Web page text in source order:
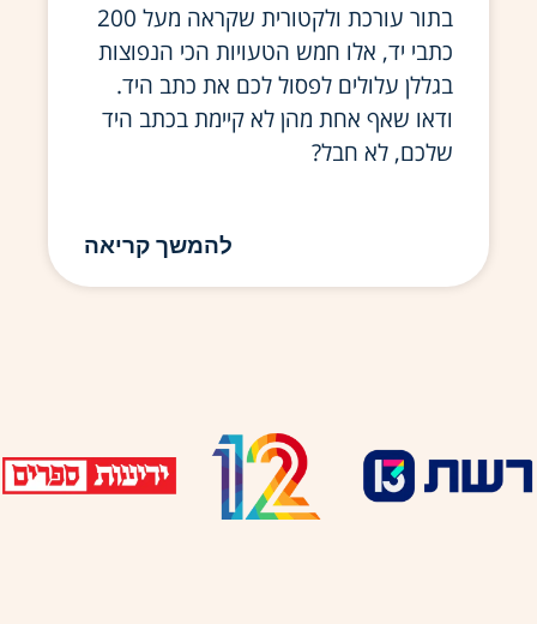
בתור עורכת ולקטורית שקראה מעל 200
כתבי יד, אלו חמש הטעויות הכי הנפוצות
בגללן עלולים לפסול לכם את כתב היד.
ודאו שאף אחת מהן לא קיימת בכתב היד
שלכם, לא חבל?
להמשך קריאה